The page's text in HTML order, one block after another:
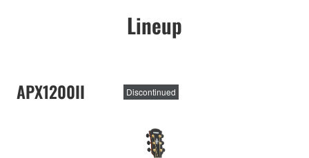
Lineup
APX1200II Discontinued